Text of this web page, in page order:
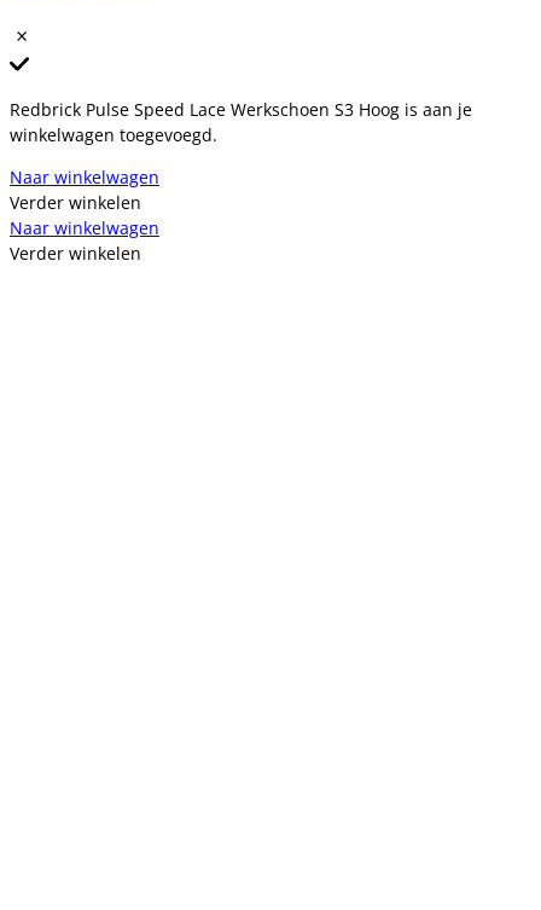
Redbrick Pulse Speed Lace Werkschoen S3 Hoog is aan je
winkelwagen toegevoegd.
Naar winkelwagen
Verder winkelen
Naar winkelwagen
Verder winkelen